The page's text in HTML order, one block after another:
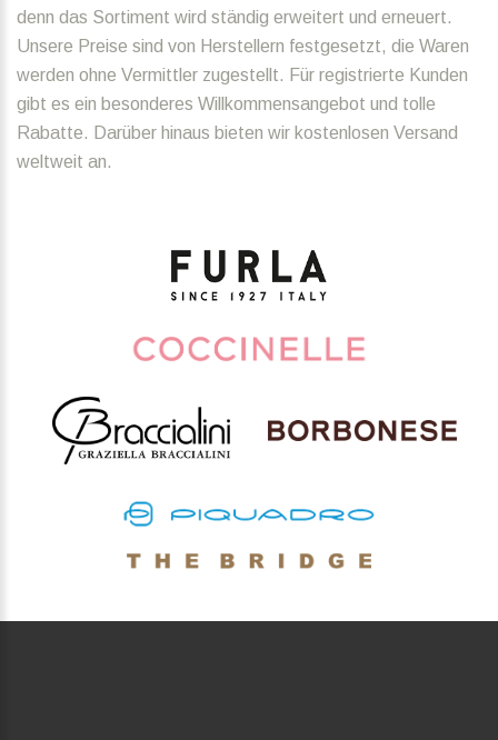
denn das Sortiment wird ständig erweitert und erneuert.
Unsere Preise sind von Herstellern festgesetzt, die Waren
werden ohne Vermittler zugestellt. Für registrierte Kunden
gibt es ein besonderes Willkommensangebot und tolle
Rabatte. Darüber hinaus bieten wir kostenlosen Versand
weltweit an.